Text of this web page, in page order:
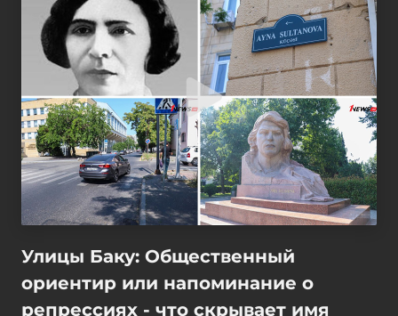
Улицы Баку: Общественный
ориентир или напоминание о
репрессиях - что скрывает имя